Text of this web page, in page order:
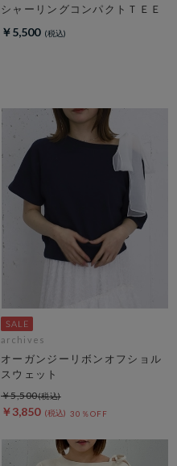
シャーリングコンパクトＴＥＥ
￥5,500
archives
オーガンジーリボンオフショル
スウェット
￥3,850 30％OFF
￥5,500